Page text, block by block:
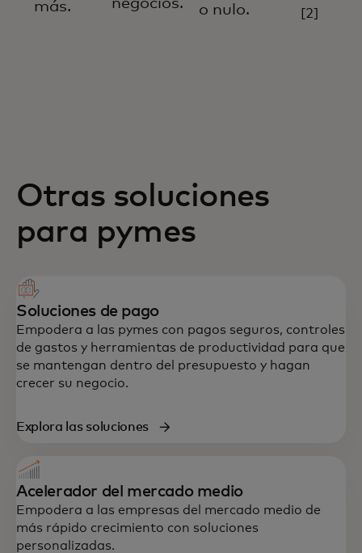
más. o nulo. [2]
Otras soluciones
para pymes
Soluciones de pago
Empodera a las pymes con pagos seguros, controles
de gastos y herramientas de productividad para que
se mantengan dentro del presupuesto y hagan
crecer su negocio.
Explora las soluciones
Acelerador del mercado medio
Empodera a las empresas del mercado medio de
más rápido crecimiento con soluciones
personalizadas.